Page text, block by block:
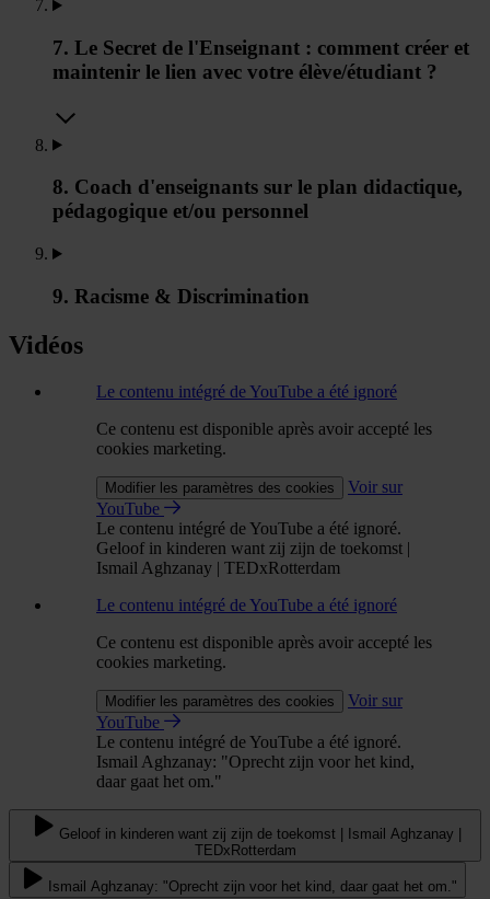
7. Le Secret de l'Enseignant : comment créer et
maintenir le lien avec votre élève/étudiant ?
8. Coach d'enseignants sur le plan didactique,
pédagogique et/ou personnel
9. Racisme & Discrimination
Vidéos
Le contenu intégré de YouTube a été ignoré
Ce contenu est disponible après avoir accepté les
cookies marketing.
Modifier les paramètres des cookies
Voir sur
YouTube
Le contenu intégré de YouTube a été ignoré.
Geloof in kinderen want zij zijn de toekomst |
Ismail Aghzanay | TEDxRotterdam
Le contenu intégré de YouTube a été ignoré
Ce contenu est disponible après avoir accepté les
cookies marketing.
Modifier les paramètres des cookies
Voir sur
YouTube
Le contenu intégré de YouTube a été ignoré.
Ismail Aghzanay: "Oprecht zijn voor het kind,
daar gaat het om."
Geloof in kinderen want zij zijn de toekomst | Ismail Aghzanay |
TEDxRotterdam
Ismail Aghzanay: "Oprecht zijn voor het kind, daar gaat het om."